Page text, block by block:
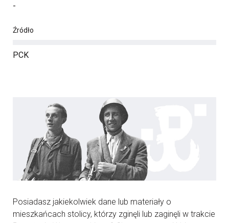
-
Źródło
PCK
Posiadasz jakiekolwiek dane lub materiały o
mieszkańcach stolicy, którzy zginęli lub zaginęli w trakcie